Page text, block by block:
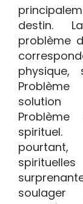
destin.
problème
physique,
solution
Problème
soulager